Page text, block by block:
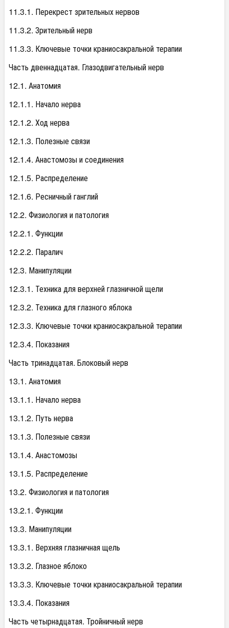
11.3.1. Перекрест зрительных нервов
11.3.2. Зрительный нерв
11.3.3. Ключевые точки краниосакральной терапии
Часть двеннадцатая. Глазодвигательный нерв
12.1. Анатомия
12.1.1. Начало нерва
12.1.2. Ход нерва
12.1.3. Полезные связи
12.1.4. Анастомозы и соединения
12.1.5. Распределение
12.1.6. Ресничный ганглий
12.2. Физиология и патология
12.2.1. Функции
12.2.2. Паралич
12.3. Манипуляции
12.3.1. Техника для верхней глазничной щели
12.3.2. Техника для глазного яблока
12.3.3. Ключевые точки краниосакральной терапии
12.3.4. Показания
Часть тринадцатая. Блоковый нерв
13.1. Анатомия
13.1.1. Начало нерва
13.1.2. Путь нерва
13.1.3. Полезные связи
13.1.4. Анастомозы
13.1.5. Распределение
13.2. Физиология и патология
13.2.1. Функции
13.3. Манипуляции
13.3.1. Верхняя глазничная щель
13.3.2. Глазное яблоко
13.3.3. Ключевые точки краниосакральной терапии
13.3.4. Показания
Часть четырнадцатая. Тройничный нерв